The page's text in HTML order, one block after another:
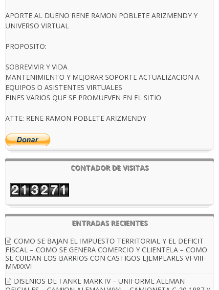
APORTE AL DUEÑO RENE RAMON POBLETE ARIZMENDY Y
UNIVERSO VIRTUAL
PROPOSITO:
SOBREVIVIR Y VIDA
MANTENIMIENTO Y MEJORAR SOPORTE ACTUALIZACION A
EQUIPOS O ASISTENTES VIRTUALES
FINES VARIOS QUE SE PROMUEVEN EN EL SITIO
ATTE: RENE RAMON POBLETE ARIZMENDY
CONTADOR DE VISITAS
ENTRADAS RECIENTES
COMO SE BAJAN EL IMPUESTO TERRITORIAL Y EL DEFICIT
FISCAL – COMO SE GENERA COMERCIO Y CLIENTELA – COMO
SE CUIDAN LOS BARRIOS CON CASTIGOS EJEMPLARES VI-VIII-
MMXXVI
DISENIOS DE TANKE MARK IV – UNIFORME ALEMAN